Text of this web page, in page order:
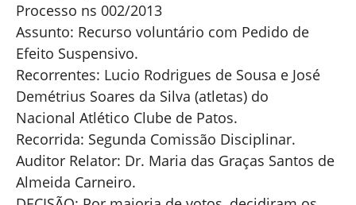
Processo ns 002/2013
Assunto: Recurso voluntário com Pedido de
Efeito Suspensivo.
Recorrentes: Lucio Rodrigues de Sousa e José
Demétrius Soares da Silva (atletas) do
Nacional Atlético Clube de Patos.
Recorrida: Segunda Comissão Disciplinar.
Auditor Relator: Dr. Maria das Graças Santos de
Almeida Carneiro.